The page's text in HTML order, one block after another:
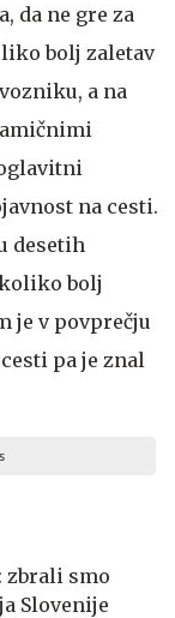
da ne gre za
bolj zaletav
a na
na cesti.
desetih
bolj
je v povprečju
pa je znal
zbrali smo
Slovenije